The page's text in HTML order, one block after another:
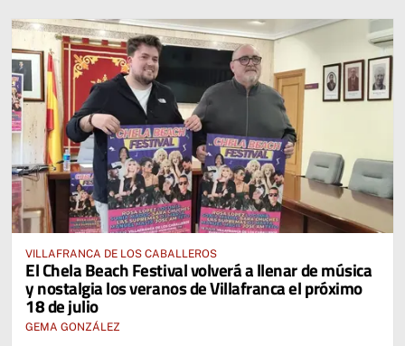
VILLAFRANCA DE LOS CABALLEROS
El Chela Beach Festival volverá a llenar de música
y nostalgia los veranos de Villafranca el próximo
18 de julio
GEMA GONZÁLEZ